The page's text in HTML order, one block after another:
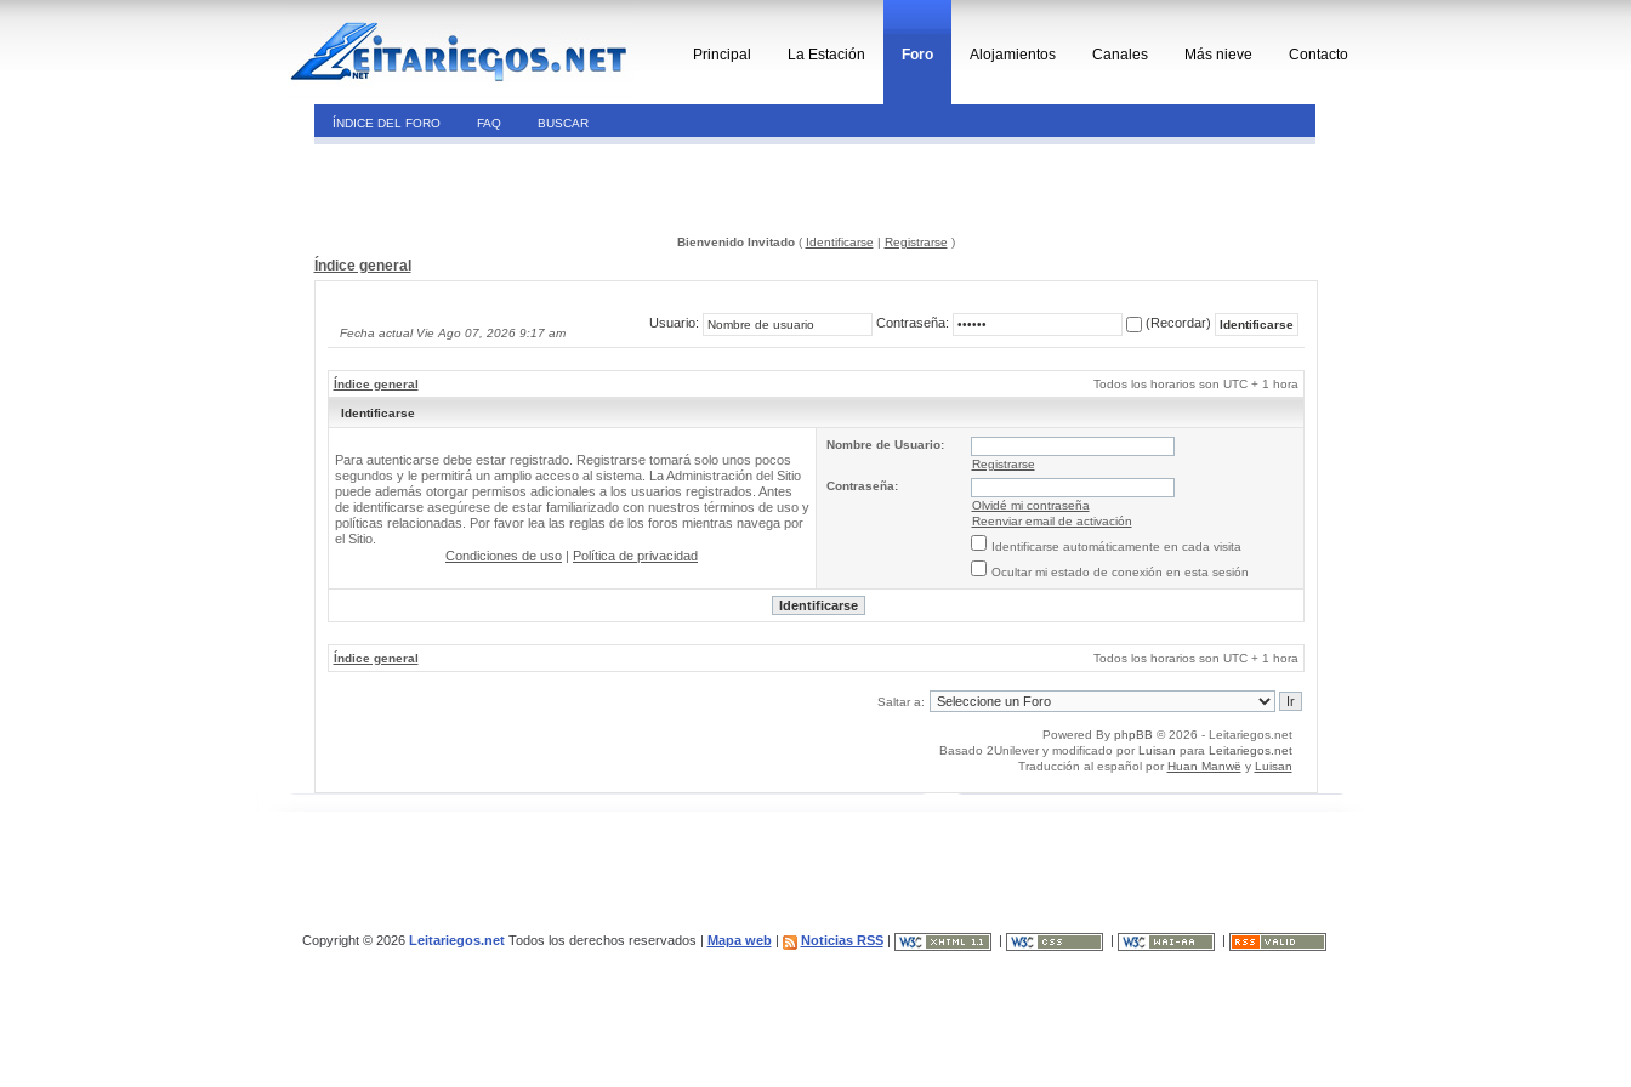
Principal La Estación Foro Alojamientos Canales Más nieve Contacto
ÍNDICE DEL FORO FAQ BUSCAR
Bienvenido Invitado( Identificarse | Registrarse )
Índice general
Fecha actual Vie Ago 07, 2026 9:17 am
Usuario: Contraseña: (Recordar)
Índice general Todos los horarios son UTC + 1 hora
Identificarse
Para autenticarse debe estar registrado. Registrarse tomará solo unos pocos
segundos y le permitirá un amplio acceso al sistema. La Administración del Sitio
puede además otorgar permisos adicionales a los usuarios registrados. Antes
de identificarse asegúrese de estar familiarizado con nuestros términos de uso y
políticas relacionadas. Por favor lea las reglas de los foros mientras navega por
el Sitio.
Condiciones de uso | Política de privacidad
Nombre de Usuario:
Registrarse
Contraseña:
Olvidé mi contraseña
Reenviar email de activación
Identificarse automáticamente en cada visita
Ocultar mi estado de conexión en esta sesión
Índice general Todos los horarios son UTC + 1 hora
Saltar a:
Powered By phpBB © 2026 - Leitariegos.net
Basado 2Unilever y modificado por Luisan para Leitariegos.net
Traducción al español por Huan Manwë y Luisan
Copyright © 2026 Leitariegos.netTodos los derechos reservados | Mapa web| Noticias RSS|